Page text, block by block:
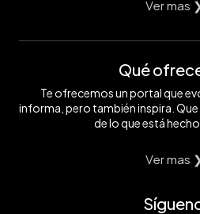
Ver mas
Qué
Te ofrecemos un portal que
informa, pero también inspira.
de lo que está hecho
Ver mas